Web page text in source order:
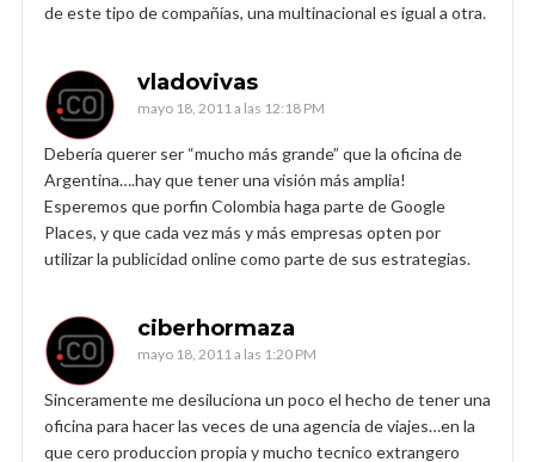
de este tipo de compañías, una multinacional es igual a otra.
vladovivas
mayo 18, 2011 a las 12:18 PM
Debería querer ser “mucho más grande” que la oficina de
Argentina….hay que tener una visión más amplia!
Esperemos que porfin Colombia haga parte de Google
Places, y que cada vez más y más empresas opten por
utilizar la publicidad online como parte de sus estrategias.
ciberhormaza
mayo 18, 2011 a las 1:20 PM
Sinceramente me desiluciona un poco el hecho de tener una
oficina para hacer las veces de una agencia de viajes…en la
que cero produccion propia y mucho tecnico extrangero